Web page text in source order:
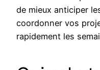
de mieux anticiper
coordonner vos
rapidement les